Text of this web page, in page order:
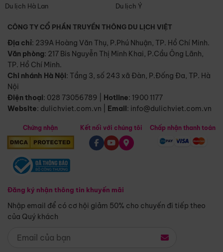
Du lịch Hà Lan
Du lịch Ý
CÔNG TY CỔ PHẦN TRUYỀN THÔNG DU LỊCH VIỆT
Địa chỉ: 239A Hoàng Văn Thụ, P.Phú Nhuận, TP. Hồ Chí Minh.
Văn phòng: 217 Bis Nguyễn Thị Minh Khai, P.Cầu Ông Lãnh,
TP. Hồ Chí Minh.
Chi nhánh Hà Nội: Tầng 3, số 243 xã Đàn, P.Đống Đa, TP. Hà
Nội
Điện thoại: 028 73056789 Hotline: 1900 1177
Website: dulichviet.com.vn Email: info@dulichviet.com.vn
Chứng nhận
Đăng ký nhận thông tin khuyến mãi
Nhập email để có cơ hội giảm 50% cho chuyến đi tiếp theo
của Quý khách
Kết nối với chúng tôi Chấp nhận thanh toán